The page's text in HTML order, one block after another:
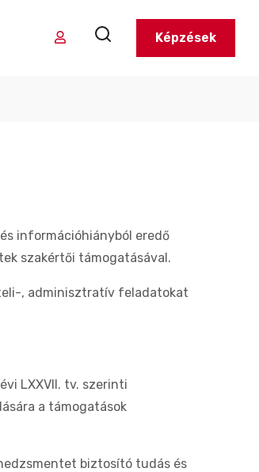
Képzések
információhiányból eredő
szakértői támogatásával.
, adminisztratív feladatokat
LXXVII. tv. szerinti
a támogatások
biztosító tudás és